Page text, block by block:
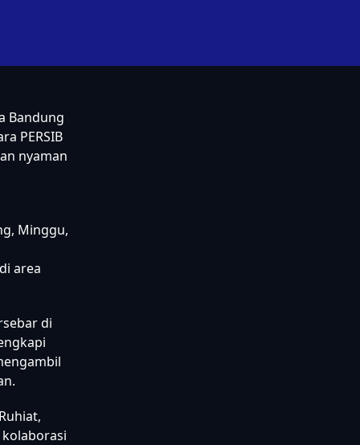
Bandung
PERSIB
nyaman
Minggu,
area
di